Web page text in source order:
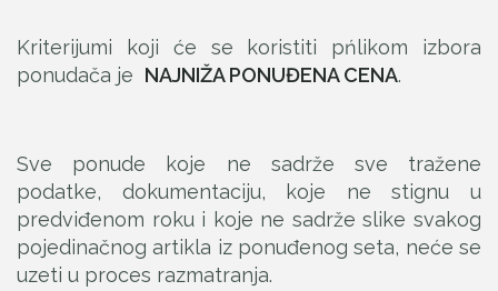
Kriterijumi koji će se koristiti pńlikom izbora
ponudača je NAJNIŽA PONUĐENA CENA.
Sve ponude koje ne sadrže sve tražene
podatke, dokumentaciju, koje ne stignu u
predviđenom roku i koje ne sadrže slike svakog
pojedinačnog artikla iz ponuđenog seta, neće se
uzeti u proces razmatranja.